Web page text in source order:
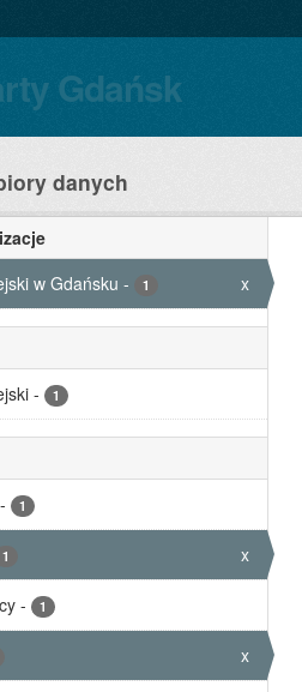
Gdańsk
danych
w Gdańsku - 1 x
- 1
- 1
1 x
- 1
x